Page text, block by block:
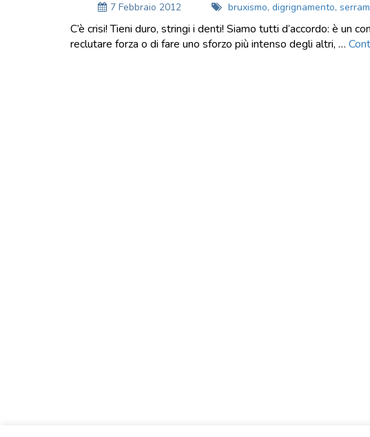
7 Febbraio 2012 bruxismo, digrignamento,
C’è crisi! Tieni duro, stringi i denti! Siamo tutti d’accordo: è un
reclutare forza o di fare uno sforzo più intenso degli altri, …